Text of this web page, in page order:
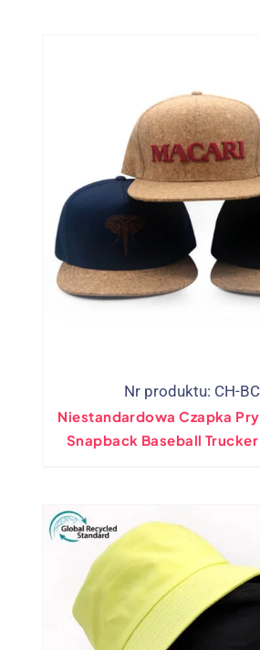
Nr produktu: CH-
Niestandardowa Czapka
Snapback Baseball Trucker